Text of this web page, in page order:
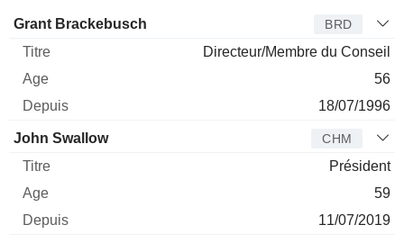
Administrateur Titre
Grant Brackebusch BRD
Directeur/Membre du Conseil
56
18/07/1996
John Swallow CHM
Président
59
11/07/2019